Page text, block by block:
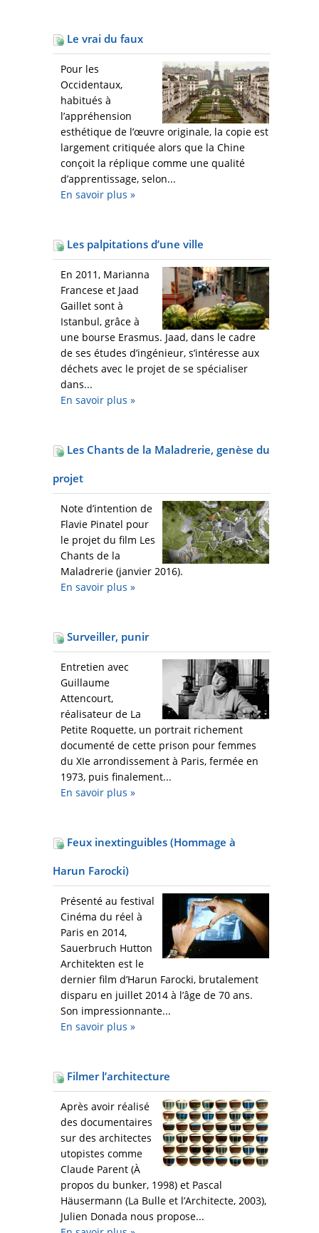
Le vrai du faux
Pour les
Occidentaux,
habitués à
l’appréhension
esthétique de l’œuvre originale, la copie est
largement critiquée alors que la Chine
conçoit la réplique comme une qualité
d’apprentissage, selon...
En savoir plus »
Les palpitations d’une ville
En 2011, Marianna
Francese et Jaad
Gaillet sont à
Istanbul, grâce à
une bourse Erasmus. Jaad, dans le cadre
de ses études d’ingénieur, s’intéresse aux
déchets avec le projet de se spécialiser
dans...
En savoir plus »
Les Chants de la Maladrerie, genèse du
projet
Note d’intention de
Flavie Pinatel pour
le projet du film Les
Chants de la
Maladrerie (janvier 2016).
En savoir plus »
Surveiller, punir
Entretien avec
Guillaume
Attencourt,
réalisateur de La
Petite Roquette, un portrait richement
documenté de cette prison pour femmes
du XIe arrondissement à Paris, fermée en
1973, puis finalement...
En savoir plus »
Feux inextinguibles (Hommage à
Harun Farocki)
Présenté au festival
Cinéma du réel à
Paris en 2014,
Sauerbruch Hutton
Architekten est le
dernier film d’Harun Farocki, brutalement
disparu en juillet 2014 à l’âge de 70 ans.
Son impressionnante...
En savoir plus »
Filmer l’architecture
Après avoir réalisé
des documentaires
sur des architectes
utopistes comme
Claude Parent (À
propos du bunker, 1998) et Pascal
Häusermann (La Bulle et l’Architecte, 2003),
Julien Donada nous propose...